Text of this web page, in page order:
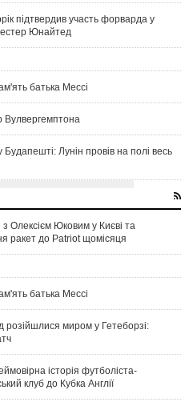
підтвердив участь форварда у
Юнайтед
батька Мессі
Вулвергемптона
Лунін провів на полі весь
Олексієм Юковим у Києві та
ракет до Patriot щомісяця
батька Мессі
миром у Гетеборзі:
історія футболіста-
клуб до Кубка Англії